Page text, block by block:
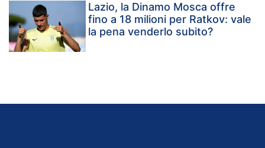
Lazio, la Dinamo Mosca offre
fino a 18 milioni per Ratkov: vale
la pena venderlo subito?